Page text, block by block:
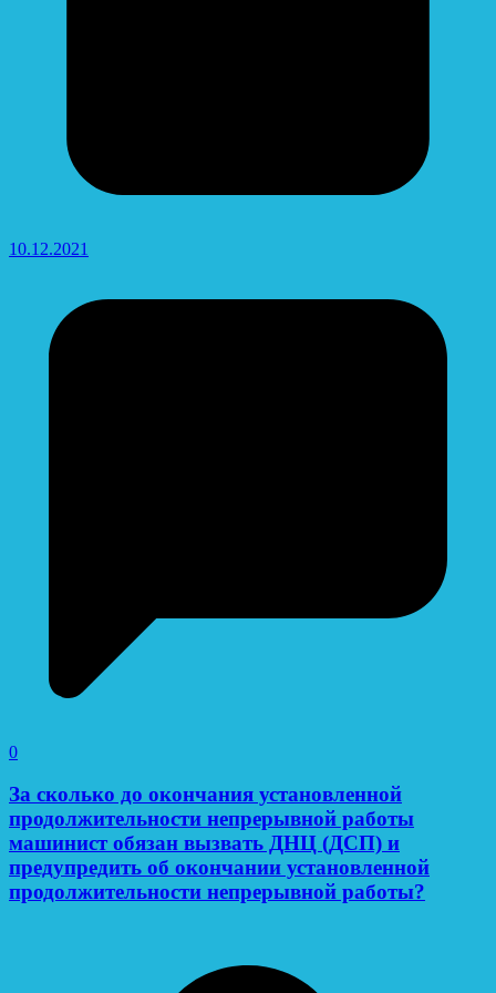
10.12.2021
0
За сколько до окончания установленной
продолжительности непрерывной работы
машинист обязан вызвать ДНЦ (ДСП) и
предупредить об окончании установленной
продолжительности непрерывной работы?